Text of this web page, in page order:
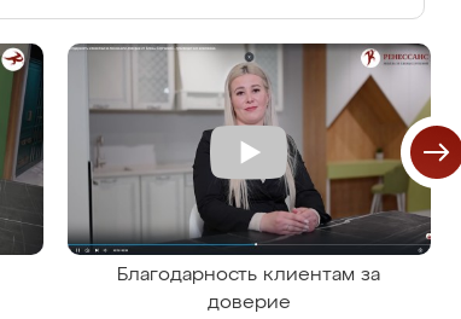
Благодарность клиентам за
доверие